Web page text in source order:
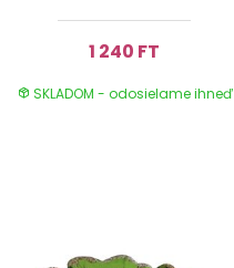
1 240 FT
SKLADOM - odosielame ihneď